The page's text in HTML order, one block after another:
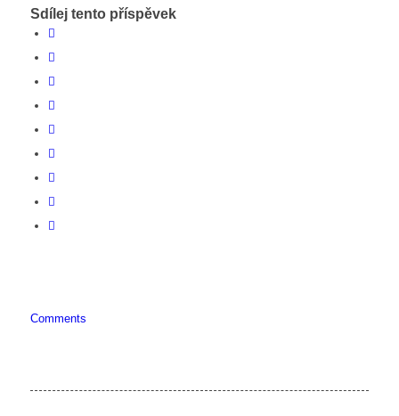
Sdílej tento příspěvek
Comments